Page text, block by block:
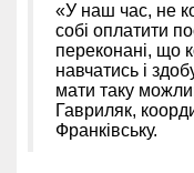
«У наш час, не
собі оплатити
переконані, що
навчатись і
мати таку
Гавриляк,
Франківську.